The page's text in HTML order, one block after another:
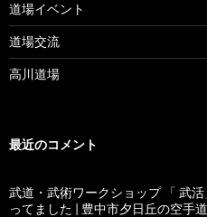
道場イベント
道場交流
高川道場
最近のコメント
武道・武術ワークショップ 「 武活
ってました | 豊中市夕日丘の空手